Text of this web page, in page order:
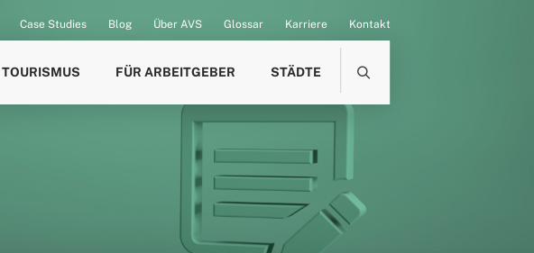
Case Studies Blog Über AVS Glossar Karriere Kontakt
TOURISMUS FÜR ARBEITGEBER STÄDTE